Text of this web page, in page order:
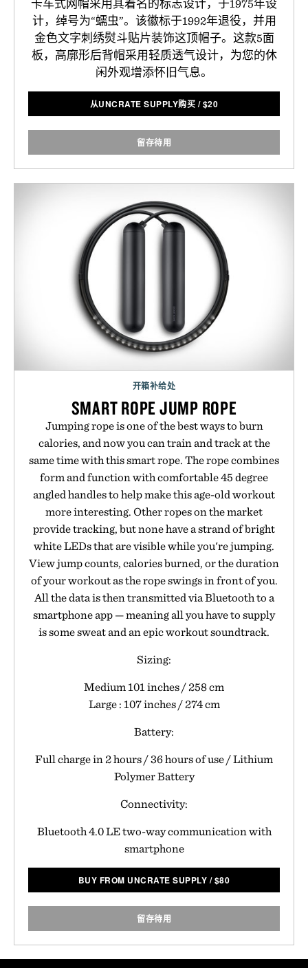
卡车式网帽采用其着名的标志设计，于1975年设
计，绰号为“蠕虫”。该徽标于1992年退役，并用
金色文字刺绣熨斗贴片装饰这顶帽子。这款5面
板，高廓形后背帽采用轻质透气设计，为您的休
闲外观增添怀旧气息。
从UNCRATE SUPPLY购买 /$20
留存待用
开箱补给处
SMART ROPE JUMP ROPE
Jumping rope is one of the best ways to burn
calories, and now you can train and track at the
same time with this smart rope. The rope combines
form and function with comfortable 45 degree
angled handles to help make this age-old workout
more interesting. Other ropes on the market
provide tracking, but none have a strand of bright
white LEDs that are visible while you're jumping.
View jump counts, calories burned, or the duration
of your workout as the rope swings in front of you.
All the data is then transmitted via Bluetooth to a
smartphone app — meaning all you have to supply
is some sweat and an epic workout soundtrack.
Sizing:
Medium 101 inches / 258 cm
Large : 107 inches / 274 cm
Battery:
Full charge in 2 hours / 36 hours of use / Lithium
Polymer Battery
Connectivity:
Bluetooth 4.0 LE two-way communication with
smartphone
BUY FROM UNCRATE SUPPLY /$80
留存待用